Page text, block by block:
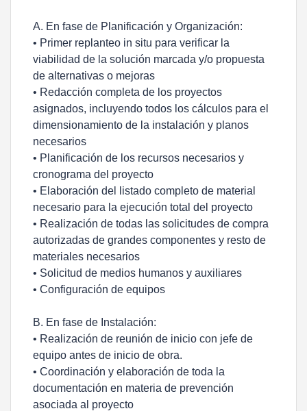
A. En fase de Planificación y Organización:
• Primer replanteo in situ para verificar la
viabilidad de la solución marcada y/o propuesta
de alternativas o mejoras
• Redacción completa de los proyectos
asignados, incluyendo todos los cálculos para el
dimensionamiento de la instalación y planos
necesarios
• Planificación de los recursos necesarios y
cronograma del proyecto
• Elaboración del listado completo de material
necesario para la ejecución total del proyecto
• Realización de todas las solicitudes de compra
autorizadas de grandes componentes y resto de
materiales necesarios
• Solicitud de medios humanos y auxiliares
• Configuración de equipos
B. En fase de Instalación:
• Realización de reunión de inicio con jefe de
equipo antes de inicio de obra.
• Coordinación y elaboración de toda la
documentación en materia de prevención
asociada al proyecto